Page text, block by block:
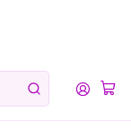
BIENVENIDA10